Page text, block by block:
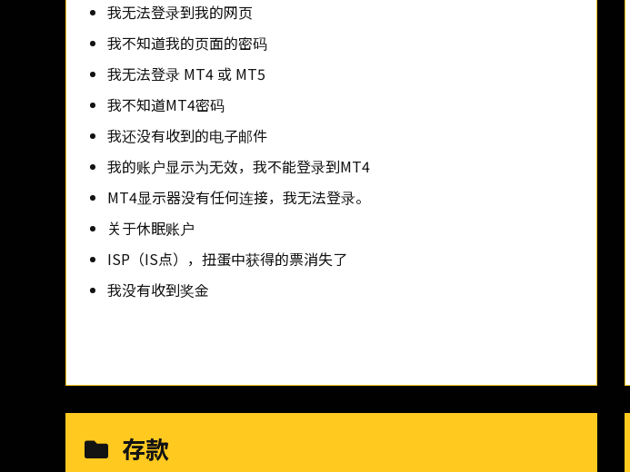
我无法登录到我的网页
我不知道我的页面的密码
我无法登录 MT4 或 MT5
我不知道MT4密码
我还没有收到的电子邮件
我的账户显示为无效，我不能登录到MT4
MT4显示器没有任何连接，我无法登录。
关于休眠账户
ISP（IS点），扭蛋中获得的票消失了
我没有收到奖金
存款